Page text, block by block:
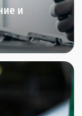
и
ТО-0 через
Далее